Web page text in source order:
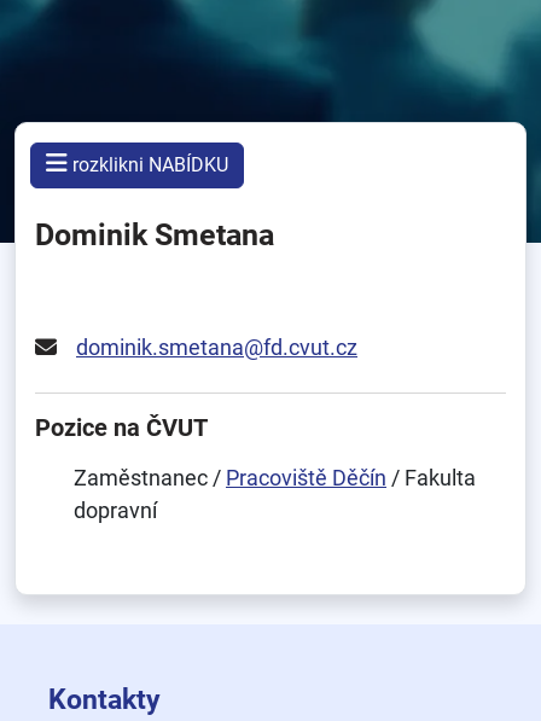
rozklikni NABÍDKU
Dominik Smetana
dominik.smetana@fd.cvut.cz
Pozice na ČVUT
Zaměstnanec / Pracoviště Děčín / Fakulta
dopravní
Kontakty